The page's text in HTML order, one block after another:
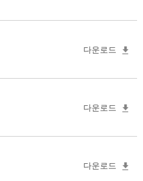
다운로드
다운로드
다운로드